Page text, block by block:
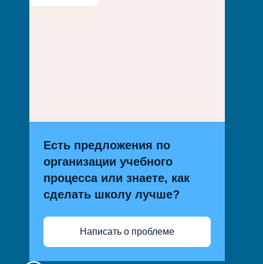
Есть предложения по
организации учебного
процесса или знаете, как
сделать школу лучше?
Написать о проблеме